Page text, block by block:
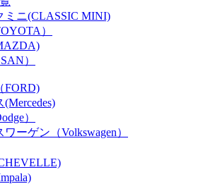
ミニ(CLASSIC MINI)
）
）
FORD)
）
ーゲン（Volkswagen）